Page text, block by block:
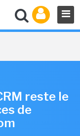
reste le
de